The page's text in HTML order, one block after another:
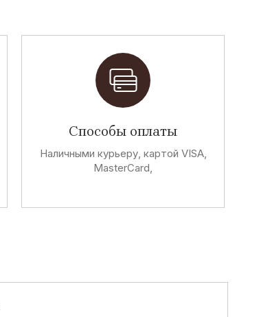
Способы оплаты
Наличными курьеру, картой VISA,
MasterCard,